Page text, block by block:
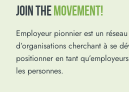
JOIN THEMOVEMENT!
Employeur pionnier est un réseau
d’organisations cherchant à se
positionner en tant
les personnes.